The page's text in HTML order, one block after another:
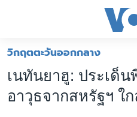
ต่อ
ไป
เนื้อหา
โลก
เอเชีย
วิกฤตตะวันออกกลาง
เนทันยาฮู: ประเด็น
อาวุธจากสหรัฐฯ ใ